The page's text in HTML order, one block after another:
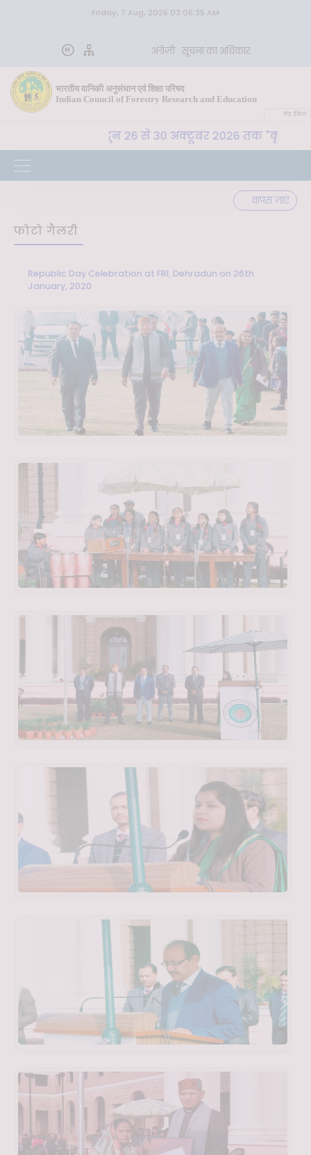
Friday, 7 Aug, 2026 03:06:35 AM
अंग्रेज़ी सूचना का अधिकार
भारतीय वानिकी अनुसंधान एवं शिक्षा परिषद
Indian Council of Forestry Research and Education
वेब ईमेल
प. , देहरादून 26 से 30 अक्टूबर 2026 तक "कृषि-पर्यावरण
वापस जाएं
फोटो गैलरी
Republic Day Celebration at FRI, Dehradun on 26th
January, 2020